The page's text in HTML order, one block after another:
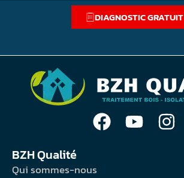
DIAGNOSTIC GRATUIT
BZH Qualité
Qui sommes-nous